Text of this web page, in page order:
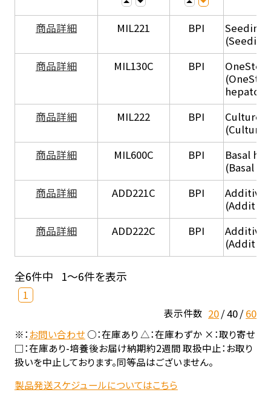
商品詳細 MIL221 BPI
Seeding
商品詳細
MIL130C BPI
商品詳細
MIL222 BPI
Culture
(Culture
商品詳細
MIL600C BPI
Basal
(Basal
商品詳細
ADD221C BPI
商品詳細
ADD222C BPI
全6件中 1～6件を表示
1
表示件数 20 40 60
※：お問い合わせ○：在庫あり △：在庫わずか ×：取り寄せ
□：在庫あり-培養後お届け納期約2週間 取扱中止：お取り
扱いを中止しております。同等品はございません。
製品発送スケジュールについてはこちら